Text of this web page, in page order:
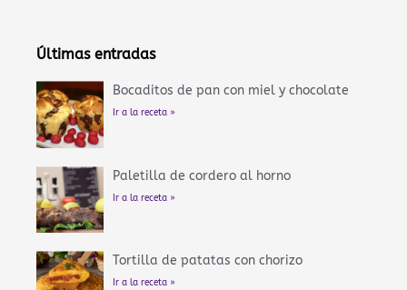
k
Últimas entradas
Bocaditos de pan con miel y chocolate
Ir a la receta »
Paletilla de cordero al horno
Ir a la receta »
Tortilla de patatas con chorizo
Ir a la receta »